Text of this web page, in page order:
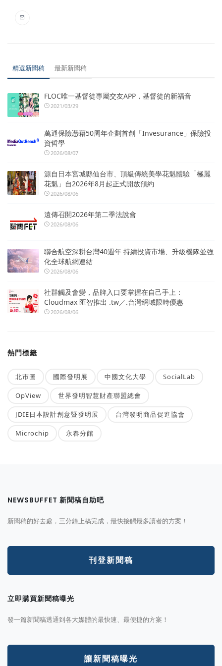
精選新聞稿 最新新聞稿
FLOC唯一基督徒專屬交友APP，基督徒的新福音
2021/03/29
萬通保險憑藉50周年企劃首創「Invesurance」保險投
資哲學
2026/08/07
源自日本宮城縣仙台市、頂級傳統美學花魁體驗「極麗
花魁」自2026年8月起正式開放預約
2026/08/06
遠傳召開2026年第二季法說會
2026/08/06
聯合航空深耕台灣40週年 持續投資市場、升級機隊並強
化全球航網連結
2026/08/06
社群觸及會變，品牌入口要掌握在自己手上：
Cloudmax 匯智推出 .tw／.台灣網域限時優惠
2026/08/06
熱門標籤
北市圖 國際發明展 中國文化大學 SocialLab
OpView 世界發明智慧財產聯盟總會
JDIE日本設計創意暨發明展 台灣發明商品促進協會
Microchip 永春分館
NEWSBUFFET 新聞稿自助吧
新聞稿的好去處，三分鐘上稿完成，最快接觸最多讀者的方案！
刊登新聞稿
立即購買新聞稿曝光
發一篇新聞稿透通到各大媒體的最快速、最便捷的方案！
讓新聞稿曝光